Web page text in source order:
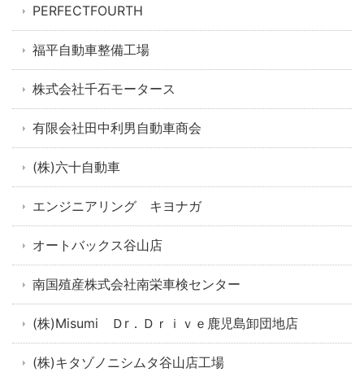
PERFECTFOURTH
福平自動車整備工場
株式会社千石モータース
有限会社田中利男自動車商会
(株)六十自動車
エンジニアリング キヨナガ
オートバックス谷山店
南国殖産株式会社南栄車検センター
(株)Misumi Ｄr．Ｄｒｉｖｅ鹿児島卸団地店
(株)キタゾノニシムタ谷山店工場